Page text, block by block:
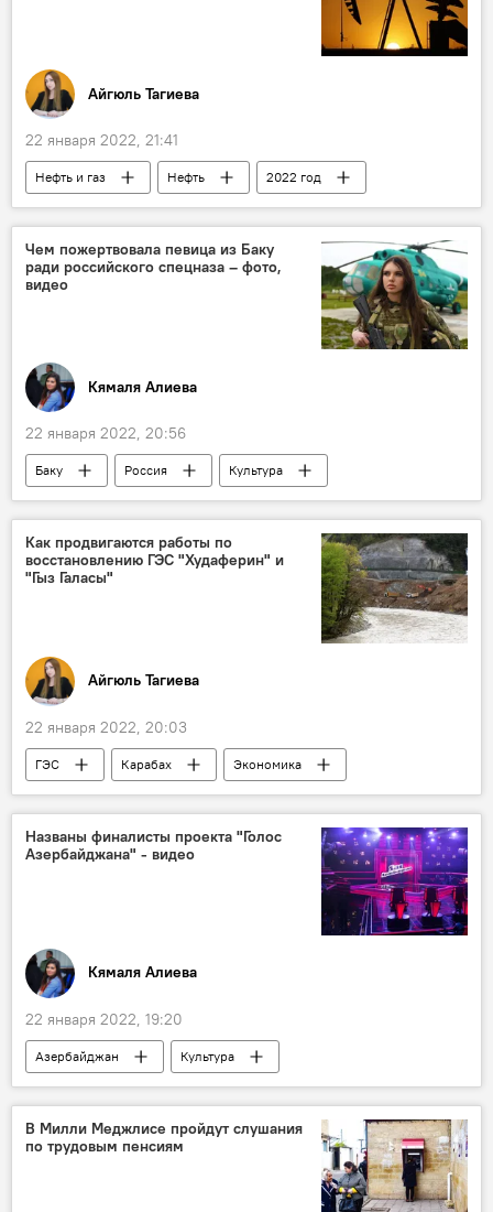
Айгюль Тагиева
22 января 2022, 21:41
Нефть и газ Нефть
2022 год
Азербайджан
Чем пожертвовала певица из Баку
ради российского спецназа – фото,
видео
Кямаля Алиева
22 января 2022, 20:56
Баку Россия
Культура
Россия
Спецназ певица
Как продвигаются работы по
восстановлению ГЭС "Худаферин" и
"Гыз Галасы"
Айгюль Тагиева
22 января 2022, 20:03
ГЭС Карабах
Экономика
Гыз Галасы
Худаферин
Названы финалисты проекта "Голос
Азербайджана" - видео
Кямаля Алиева
22 января 2022, 19:20
Азербайджан
Культура
финалисты
"Голос Азербайджана"
В Милли Меджлисе пройдут слушания
по трудовым пенсиям